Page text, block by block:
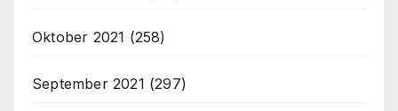
Oktober 2021 (258)
September 2021 (297)